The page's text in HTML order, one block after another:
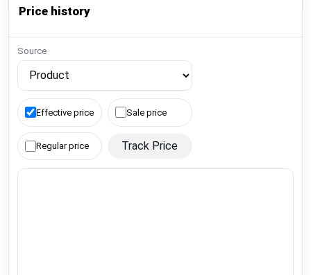
Price history
Source
Effective price Sale price
Regular price Track Price